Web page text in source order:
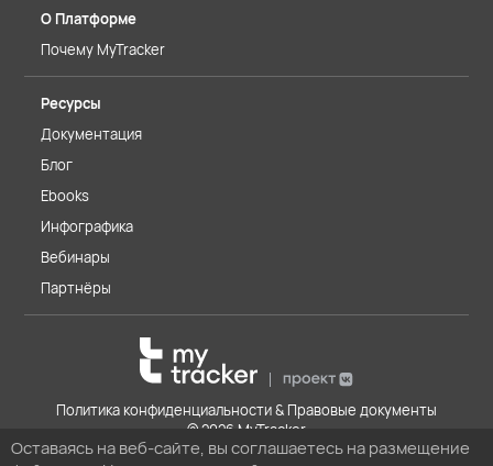
Оставаясь на веб-сайте, вы соглашаетесь на размещение
О Платформе
Почему MyTracker
Ресурсы
Документация
Блог
Ebooks
Инфографика
Вебинары
Партнёры
Политика конфиденциальности & Правовые документы
© 2026 MyTracker